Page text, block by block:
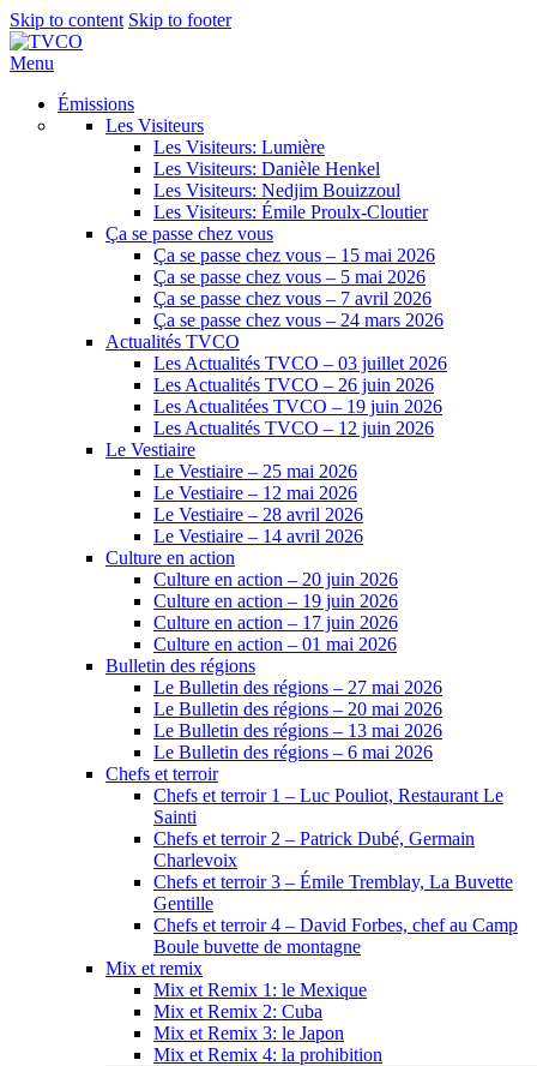
Skip to content Skip to footer
Menu
Émissions
Les Visiteurs
Les Visiteurs: Lumière
Les Visiteurs: Danièle Henkel
Les Visiteurs: Nedjim Bouizzoul
Les Visiteurs: Émile Proulx-Cloutier
Ça se passe chez vous
Ça se passe chez vous – 15 mai 2026
Ça se passe chez vous – 5 mai 2026
Ça se passe chez vous – 7 avril 2026
Ça se passe chez vous – 24 mars 2026
Actualités TVCO
Les Actualités TVCO – 03 juillet 2026
Les Actualités TVCO – 26 juin 2026
Les Actualitées TVCO – 19 juin 2026
Les Actualités TVCO – 12 juin 2026
Le Vestiaire
Le Vestiaire – 25 mai 2026
Le Vestiaire – 12 mai 2026
Le Vestiaire – 28 avril 2026
Le Vestiaire – 14 avril 2026
Culture en action
Culture en action – 20 juin 2026
Culture en action – 19 juin 2026
Culture en action – 17 juin 2026
Culture en action – 01 mai 2026
Bulletin des régions
Le Bulletin des régions – 27 mai 2026
Le Bulletin des régions – 20 mai 2026
Le Bulletin des régions – 13 mai 2026
Le Bulletin des régions – 6 mai 2026
Chefs et terroir
Chefs et terroir 1 – Luc Pouliot, Restaurant Le
Sainti
Chefs et terroir 2 – Patrick Dubé, Germain
Charlevoix
Chefs et terroir 3 – Émile Tremblay, La Buvette
Gentille
Chefs et terroir 4 – David Forbes, chef au Camp
Boule buvette de montagne
Mix et remix
Mix et Remix 1: le Mexique
Mix et Remix 2: Cuba
Mix et Remix 3: le Japon
Mix et Remix 4: la prohibition